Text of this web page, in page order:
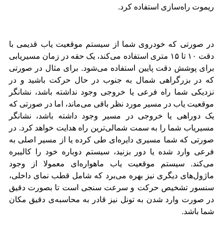
ریموت راه‌سازی استفاده کرد.
در صورتی که خودروی شما از سیستم موقعیت یاب قدیمی با
دقت ۱۰ تا ۱۵ متری استفاده می‌کند، یک حقه در زمان مسیریابی
برای پوشش دقت پایین استفاده می‌شود. برای مثال در صورتی
که در بزرگراهی شمال به جنوب در حال حرکت باشید و در
نزدیکی شما راه فرعی یا خروجی وجود نداشته باشد، نشانگر
موقعیت یاب در مسیر مورد نظر باقی می‌ماند، اما در صورتی که
یک دوراهی یا خروجی در مسیر وجود داشته باشد، نشانگر
مسیریاب شما را به سمت شمالی‌ترین راه هدایت خواهد کرد. در
صورتی که شما مسیری دایره‌ای طی کرده یا از مسیر اصلی به
فرعی وارد شده یا دور بزنید، سیستم دوباره خود را کالیبره
می‌کند. سیستم موقعیت یاب ماهواره‌ای معمولا از وجود
ماژول‌های دیگری نیز بهره می‌برد که شامل قطب نمای داخلی،
سنسور تشخیص حرکت و سرعت سنجی است تا بصورت دقیق
در صورت وارد شدن به تونل نیز قادر به محاسبه‌ی دقیق مکان
شما باشد.